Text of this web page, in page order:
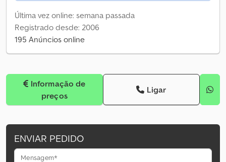
Última vez online: semana passada
Registrado desde: 2006
195 Anúncios online
preços
Ligar
ENVIAR PEDIDO
Mensagem*